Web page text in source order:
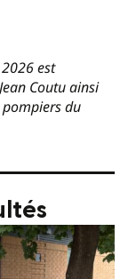
est
Coutu ainsi
du